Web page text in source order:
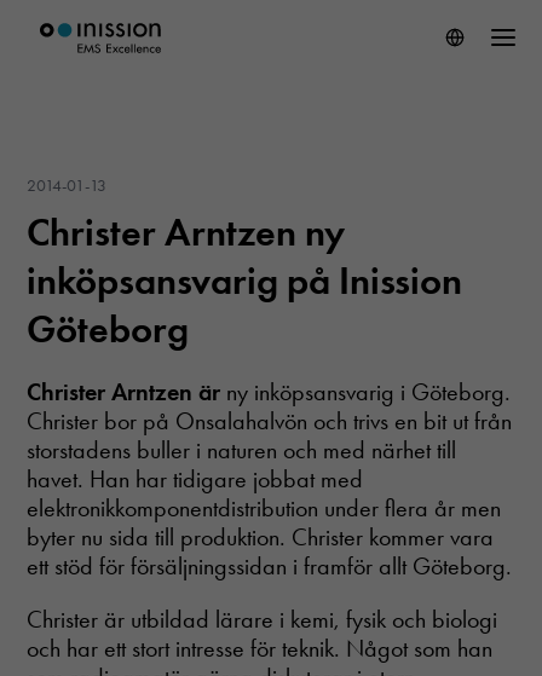
2014-01-13
Christer Arntzen ny
inköpsansvarig på Inission
Göteborg
Christer Arntzen är ny inköpsansvarig i Göteborg.
Christer bor på Onsalahalvön och trivs en bit ut från
storstadens buller i naturen och med närhet till
havet. Han har tidigare jobbat med
elektronikkomponentdistribution under flera år men
byter nu sida till produktion. Christer kommer vara
ett stöd för försäljningssidan i framför allt Göteborg.
Christer är utbildad lärare i kemi, fysik och biologi
och har ett stort intresse för teknik. Något som han